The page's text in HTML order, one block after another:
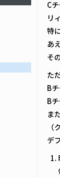
C
リ
特
あ
そ
た
B
B
ま
デ